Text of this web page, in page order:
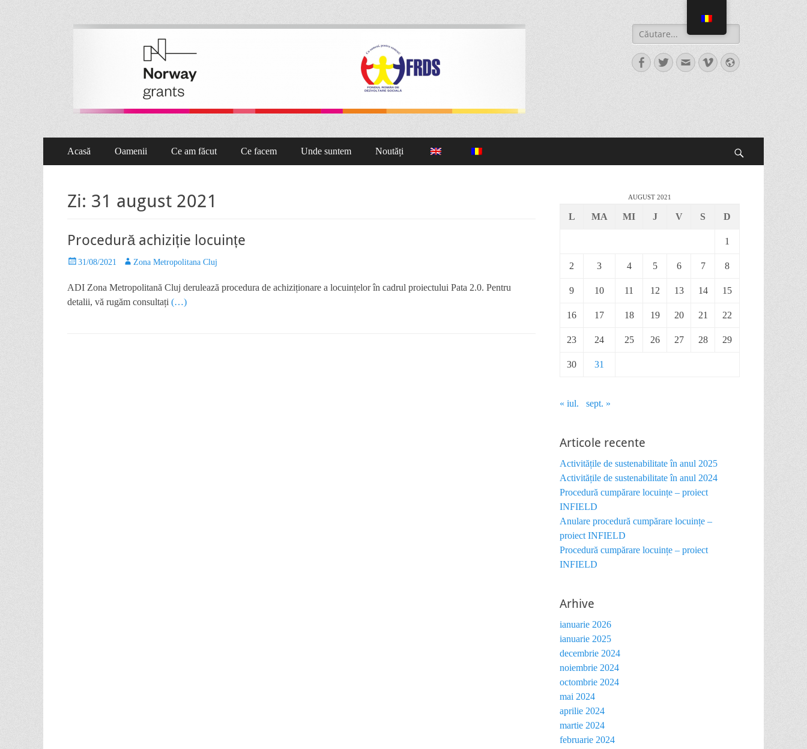
Proiect Pata 2.0
Acasă Oamenii Ce am făcut Ce facem Unde suntem Noutăți
Zi: 31 august 2021
Procedură achiziție locuințe
31/08/2021 Zona Metropolitana Cluj
ADI Zona Metropolitană Cluj derulează procedura de achiziționare a locuințelor în cadrul proiectului Pata 2.0. Pentru
detalii, vă rugăm consultați (…)
AUGUST 2021
L MA MI J V S D
1
2 3 4 5 6 7 8
9 10 11 12 13 14 15
16 17 18 19 20 21 22
23 24 25 26 27 28 29
30 31
« iul. sept. »
Articole recente
Activitățile de sustenabilitate în anul 2025
Activitățile de sustenabilitate în anul 2024
Procedură cumpărare locuințe – proiect
INFIELD
Anulare procedură cumpărare locuințe –
proiect INFIELD
Procedură cumpărare locuințe – proiect
INFIELD
Arhive
ianuarie 2026
ianuarie 2025
decembrie 2024
noiembrie 2024
octombrie 2024
mai 2024
aprilie 2024
martie 2024
februarie 2024